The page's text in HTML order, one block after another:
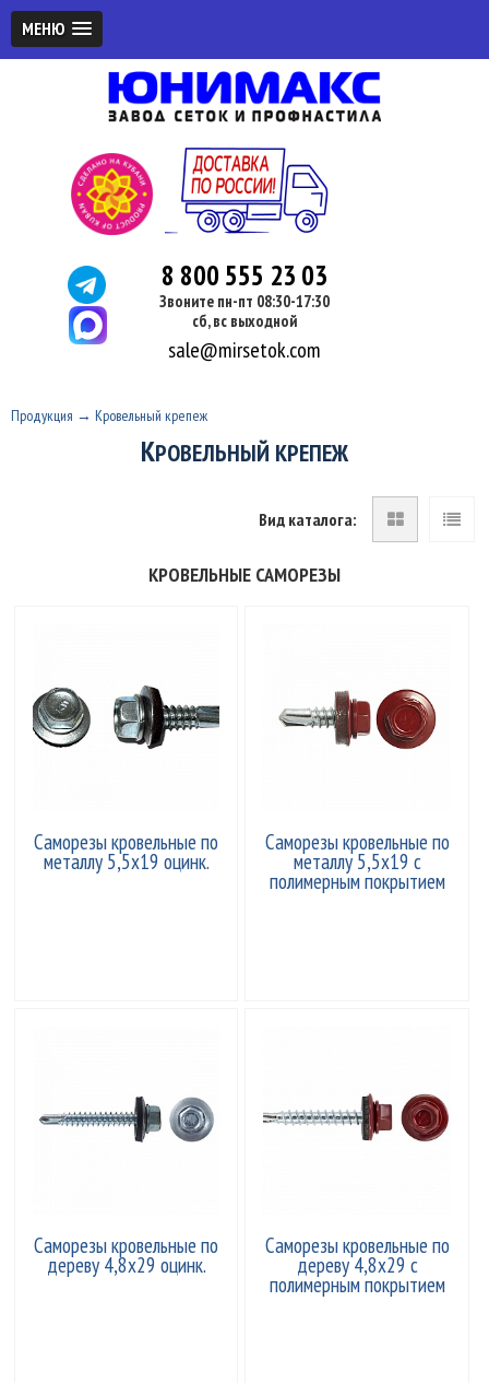
МЕНЮ
8 800 555 23 03
Звоните пн-пт 08:30-17:30
сб, вс выходной
sale@mirsetok.com
Продукция → Кровельный крепеж
КРОВЕЛЬНЫЙ КРЕПЕЖ
Вид каталога:
КРОВЕЛЬНЫЕ САМОРЕЗЫ
Саморезы кровельные по
металлу 5,5х19 оцинк.
Саморезы кровельные по
металлу 5,5х19 с
полимерным покрытием
Саморезы кровельные по
дереву 4,8х29 оцинк.
Саморезы кровельные по
дереву 4,8х29 с
полимерным покрытием